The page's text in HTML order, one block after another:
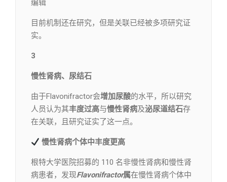
编辑​
目前机制还在研究，但是关联已经被多项研究证
实。
3
慢性肾病、尿结石
由于Flavonifractor会增加尿酸的水平，所以研究
人员认为其丰度过高与慢性肾病及泌尿道结石存
在关联，且研究证实了这一点。
慢性肾病个体中丰度更高
根特大学医院招募的 110 名非慢性肾病和慢性肾
病患者，发现Flavonifractor属在慢性肾病个体中